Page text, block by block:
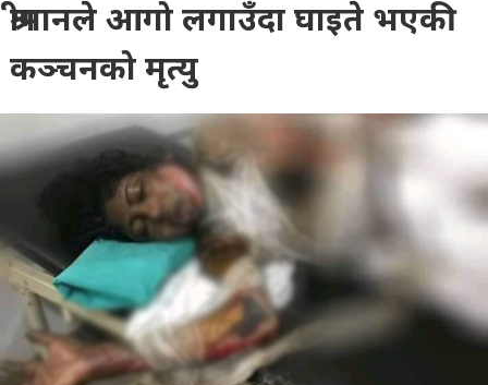
श्रीमानले आगो लगाउँदा घाइते भएकी
कञ्चनको मृत्यु